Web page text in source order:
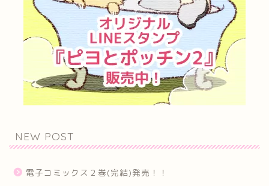
NEW POST
電子コミックス２巻(完結)発売！！